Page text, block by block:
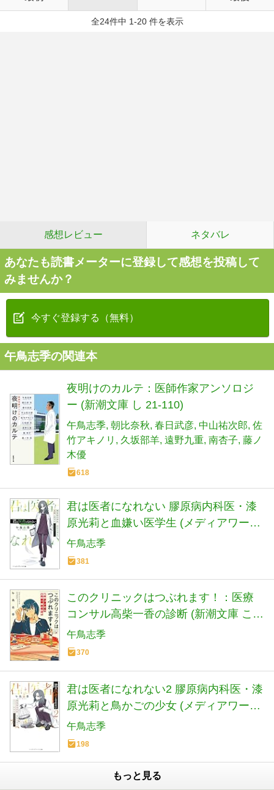
全24件中 1-20 件を表示
感想レビュー ネタバレ
あなたも読書メーターに登録して感想を投稿して
みませんか？
今すぐ登録する（無料）
午鳥志季の関連本
夜明けのカルテ：医師作家アンソロジ
ー (新潮文庫 し 21-110)
午鳥志季 朝比奈秋 春日武彦 中山祐次郎 佐
竹アキノリ
久坂部羊 遠野九重 南杏子 藤ノ
木優
618
君は医者になれない 膠原病内科医・漆
原光莉と血嫌い医学生 (メディアワーク
ス文庫)
午鳥志季
381
このクリニックはつぶれます！：医療
コンサル高柴一香の診断 (新潮文庫 こ
79-1)
午鳥志季
370
君は医者になれない2 膠原病内科医・漆
原光莉と鳥かごの少女 (メディアワーク
ス文庫)
午鳥志季
198
もっと見る